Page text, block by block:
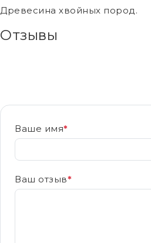
Древесина хвойных пород.
Отзывы
Ваше имя*
Ваш отзыв*